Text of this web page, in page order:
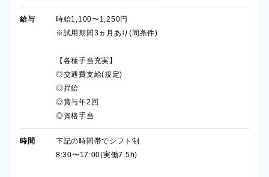
給与
時給1,100〜1,250円
※試用期間3ヵ月あり(同条件)
【各種手当充実】
◎交通費支給(規定)
◎昇給
◎賞与年2回
◎資格手当
時間
下記の時間帯でシフト制
8:30〜17:00(実働7.5h)